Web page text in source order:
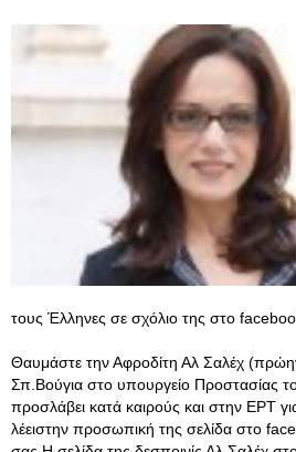
τους Έλληνες σε σχόλιο της στο
Θαυμάστε την Αφροδίτη Αλ Σαλέχ
Σπ.Βούγια στο υπουργείο Προστασίας
προσλάβει κατά καιρούς και στην ΕΡΤ
λέειστην προσωπική της σελίδα στο